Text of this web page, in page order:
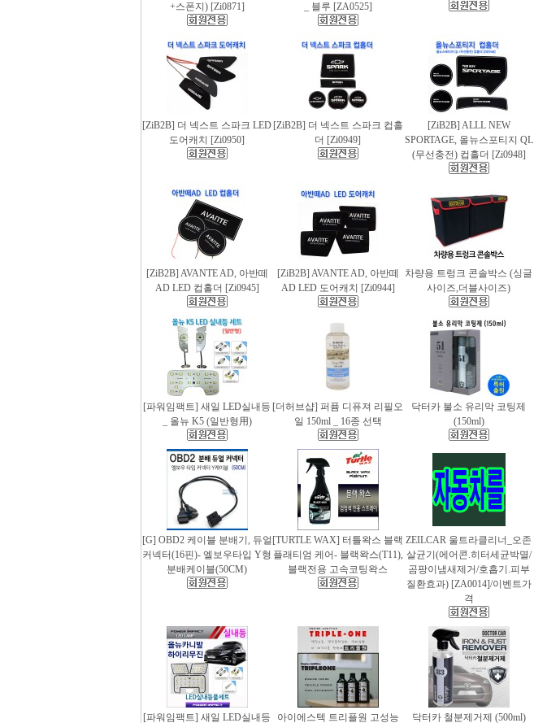
+스폰지) [Zi0871]
_ 블루 [ZA0525]
[ZiB2B] 더 넥스트 스파크 LED
도어캐치 [Zi0950]
[ZiB2B] 더 넥스트 스파크 컵홀
더 [Zi0949]
[ZiB2B] ALLL NEW
SPORTAGE, 올뉴스포티지 QL
(무선충전) 컵홀더 [Zi0948]
[ZiB2B] AVANTE AD, 아반떼
AD LED 컵홀더 [Zi0945]
[ZiB2B] AVANTE AD, 아반떼
AD LED 도어캐치 [Zi0944]
차량용 트렁크 콘솔박스 (싱글
사이즈,더블사이즈)
[파워임팩트] 새일 LED실내등
_ 올뉴 K5 (일반형用)
[더허브샵] 퍼퓸 디퓨져 리필오
일 150ml _ 16종 선택
닥터카 불소 유리막 코팅제
(150ml)
[G] OBD2 케이블 분배기, 듀얼
커넥터(16핀)- 엘보우타입 Y형
분배케이블(50CM)
[TURTLE WAX] 터틀왁스 블랙
플래티엄 케어- 블랙왁스(T11),
블랙전용 고속코팅왁스
ZEILCAR 울트라클리너_오존
살균기(에어콘.히터세균박멸/
곰팡이냄새제거/호흡기.피부
질환효과) [ZA0014]/이벤트가
격
[파워임팩트] 새일 LED실내등 아이에스텍 트리플원 고성능 닥터카 철분제거제 (500ml)